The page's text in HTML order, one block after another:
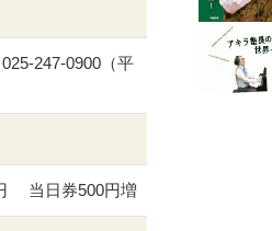
247-0900（平
当日券500円増